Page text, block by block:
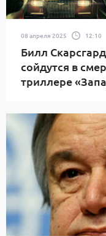
08 апреля 2025 12:10
Билл
сойдутся в
триллере